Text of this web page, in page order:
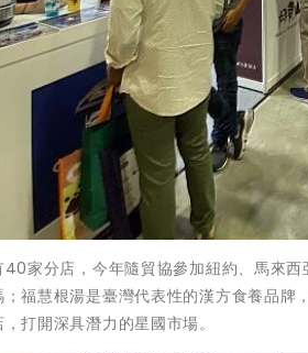
家分店，今年隨貿協參加紐約、馬來
福慧根湯是臺灣代表性的漢方食養品
打開深具潛力的星國市場。